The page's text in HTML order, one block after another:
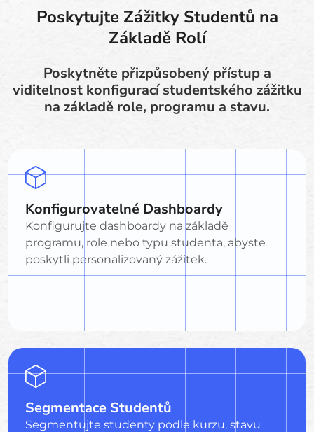
Poskytujte Zážitky Studentů na
Základě Rolí
Poskytněte přizpůsobený přístup a
viditelnost konfigurací studentského zážitku
na základě role, programu a stavu.
Konfigurovatelné Dashboardy
Konfigurujte dashboardy na základě
programu, role nebo typu studenta, abyste
poskytli personalizovaný zážitek.
Segmentace Studentů
Segmentujte studenty podle kurzu, stavu